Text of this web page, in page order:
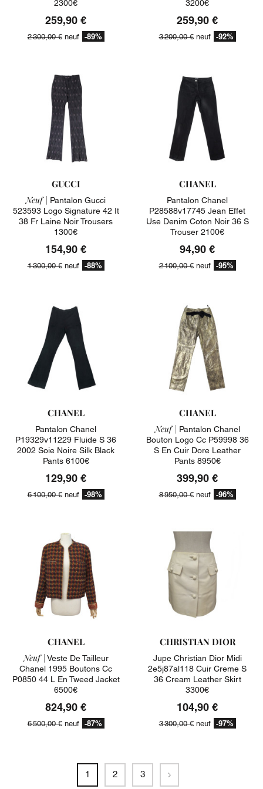
2300€
259,90 €
2 300,00 €neuf -89%
3200€
259,90 €
3 200,00 €neuf -92%
GUCCI
Neuf | Pantalon Gucci
523593 Logo Signature 42 It
38 Fr Laine Noir Trousers
1300€
154,90 €
1 300,00 €neuf -88%
CHANEL
Pantalon Chanel
P28588v17745 Jean Effet
Use Denim Coton Noir 36 S
Trouser 2100€
94,90 €
2 100,00 €neuf -95%
CHANEL
Pantalon Chanel
P19329v11229 Fluide S 36
2002 Soie Noire Silk Black
Pants 6100€
129,90 €
6 100,00 €neuf -98%
CHANEL
Neuf | Pantalon Chanel
Bouton Logo Cc P59998 36
S En Cuir Dore Leather
Pants 8950€
399,90 €
8 950,00 €neuf -96%
CHANEL
Neuf | Veste De Tailleur
Chanel 1995 Boutons Cc
P0850 44 L En Tweed Jacket
6500€
824,90 €
6 500,00 €neuf -87%
CHRISTIAN DIOR
Jupe Christian Dior Midi
2e5j87al118 Cuir Creme S
36 Cream Leather Skirt
3300€
104,90 €
3 300,00 €neuf -97%
1 2 3 Suivant